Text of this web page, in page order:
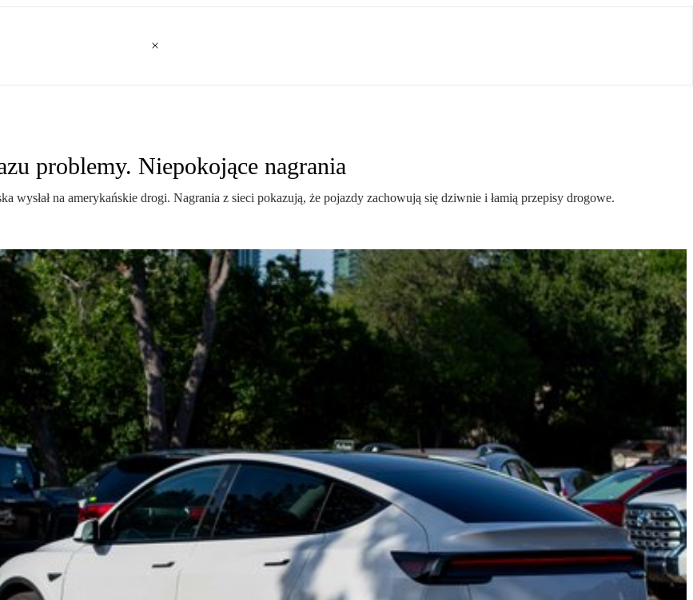
problemy. Niepokojące nagrania
wysłał na amerykańskie drogi. Nagrania z sieci pokazują, że pojazdy zachowują się dziwnie i łamią przepisy drogowe.